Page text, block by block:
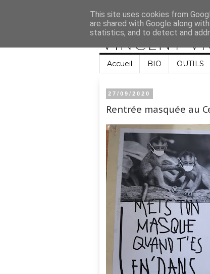
Accueil BIO OUTILS
27/09/2020
Rentrée masquée au
This site uses cookies from
are shared with Google along
statistics, and to detect and